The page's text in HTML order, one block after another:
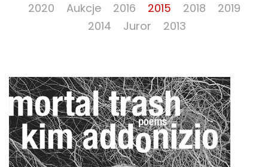
2020
Aukcje 2016 2015 2018
2019
2014
Juror 2013